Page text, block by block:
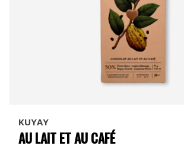
KUYAY
AU LAIT ET AU CAFÉ